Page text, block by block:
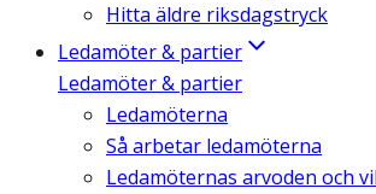
Hitta äldre riksdagstryck
Ledamöter & partier
Ledamöter & partier
Ledamöterna
Så arbetar ledamöterna
Ledamöternas arvoden och